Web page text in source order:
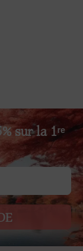
sur la 1ʳᵉ